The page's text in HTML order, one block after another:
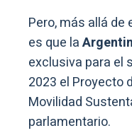
Pero, más allá
es que la
exclusiva para el
2023 el Proyecto
Movilidad
parlamentario.